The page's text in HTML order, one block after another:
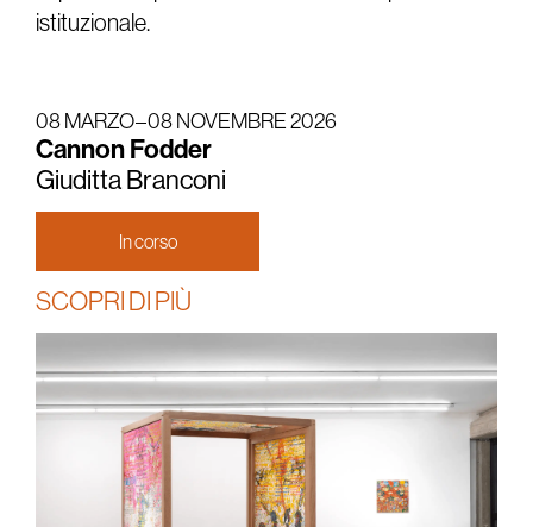
istituzionale.
Cannon Fodder
Giuditta Branconi
08 MARZO – 08 NOVEMBRE 2026
In corso
SCOPRI DI PIÙ